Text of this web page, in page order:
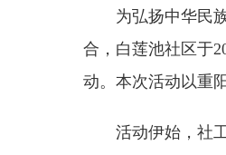
为弘扬中华民
合，白莲池社区于
动。本次活动以重
活动伊始，社